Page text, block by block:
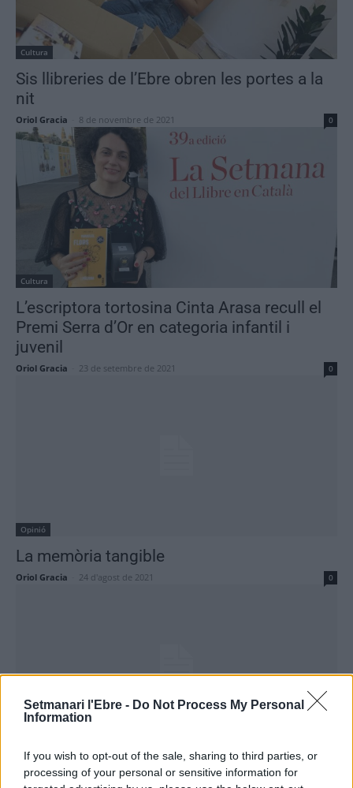
Setmanari l'Ebre - Do Not Process My Personal
Information
If you wish to opt-out of the sale, sharing to third parties, or
processing of your personal or sensitive information for
Cultura
Sis llibreries de l’Ebre obren les portes a la
nit
Oriol Gracia 8 de novembre de 2021 0
Cultura
L’escriptora tortosina Cinta Arasa recull el
Premi Serra d’Or en categoria infantil i
juvenil
Oriol Gracia 23 de setembre de 2021 0
Opinió
La memòria tangible
Oriol Gracia 24 d'agost de 2021 0
El català de les vaques